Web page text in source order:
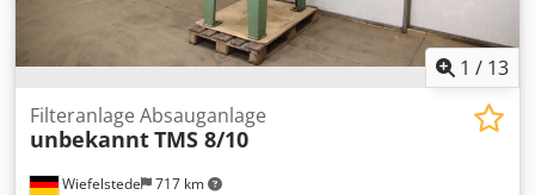
1 / 13
Wiefelstede 717 km
Filteranlage Absauganlage
unbekanntTMS 8/10